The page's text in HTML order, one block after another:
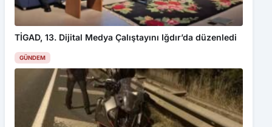
TİGAD, 13. Dijital Medya Çalıştayını Iğdır’da düzenledi
GÜNDEM